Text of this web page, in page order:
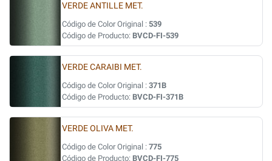
VERDE ANTILLE MET.
Código de Color Original : 539
Código de Producto: BVCD-FI-539
VERDE CARAIBI MET.
Código de Color Original : 371B
Código de Producto: BVCD-FI-371B
VERDE OLIVA MET.
Código de Color Original : 775
Código de Producto: BVCD-FI-775